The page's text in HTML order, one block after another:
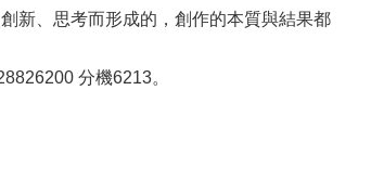
新、思考而形成的，創作的本質與結果都
分機6213。